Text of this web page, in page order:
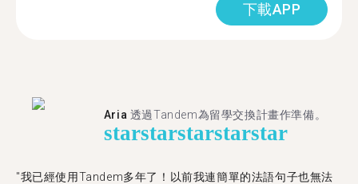
下載APP
Aria 透過Tandem為留學交換計畫作準備。
starstarstarstarstar
"我已經使用Tandem多年了！以前我連簡單的法語句子也無法